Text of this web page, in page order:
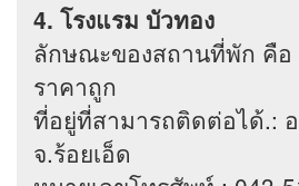
4. โรงแรม บัวทอง
ลักษณะของสถานที่พัก คือ
ราคาถูก
ที่อยู่ที่สามารถติดต่อได้.: อ
จ.ร้อยเอ็ด